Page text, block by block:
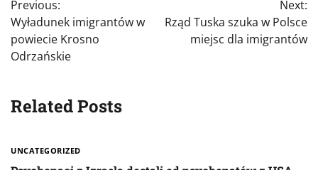
wpisu
Previous:
Wyładunek imigrantów w
powiecie Krosno
Odrzańskie
Next:
Rząd Tuska szuka w Polsce
miejsc dla imigrantów
Related Posts
UNCATEGORIZED